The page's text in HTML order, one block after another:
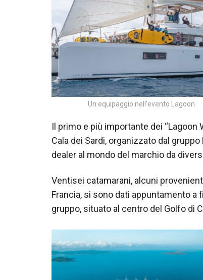
Un equipaggio nell'evento Lagoon
Il primo e più importante dei “Lagoon
Cala dei Sardi, organizzato dal
dealer al mondo del marchio da
Ventisei catamarani, alcuni
Francia, si sono dati appuntamento a
gruppo, situato al centro del Golfo di